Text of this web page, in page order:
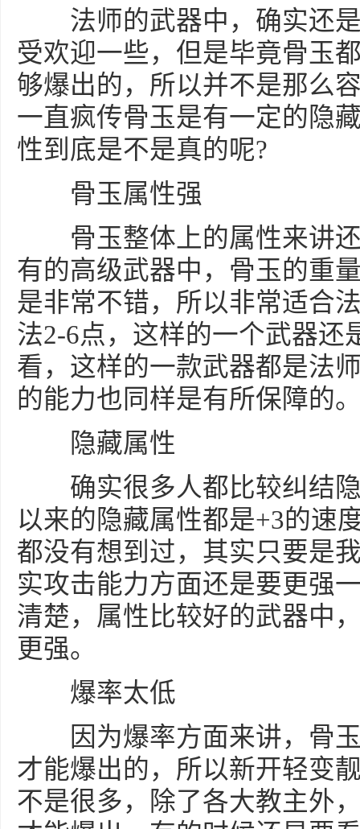
法师的武器中，确实还是
受欢迎一些，但是毕竟骨玉
够爆出的，所以并不是那么
一直疯传骨玉是有一定的隐
性到底是不是真的呢?
骨玉属性强
骨玉整体上的属性来讲还
有的高级武器中，骨玉的重
是非常不错，所以非常适合
法2-6点，这样的一个武器还
看，这样的一款武器都是法
的能力也同样是有所保障的
隐藏属性
确实很多人都比较纠结隐
以来的隐藏属性都是+3的速
都没有想到过，其实只要是
实攻击能力方面还是要更强
清楚，属性比较好的武器中
更强。
爆率太低
因为爆率方面来讲，骨玉
才能爆出的，所以新开轻变
不是很多，除了各大教主外